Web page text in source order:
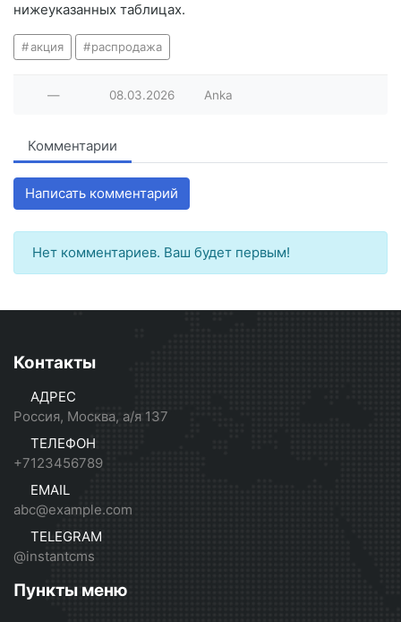
нижеуказанных таблицах.
акция распродажа
— 08.03.2026 Anka
Комментарии
Написать комментарий
Нет комментариев. Ваш будет первым!
Контакты
АДРЕС
Россия, Москва, а/я 137
ТЕЛЕФОН
+7123456789
EMAIL
abc@example.com
TELEGRAM
@instantcms
Пункты меню